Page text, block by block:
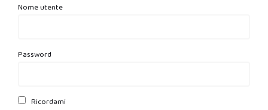
Nome utente
Password
Ricordami